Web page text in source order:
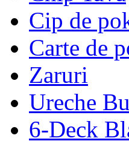
Cip de
Carte de
Zaruri
Ureche
6-Deck